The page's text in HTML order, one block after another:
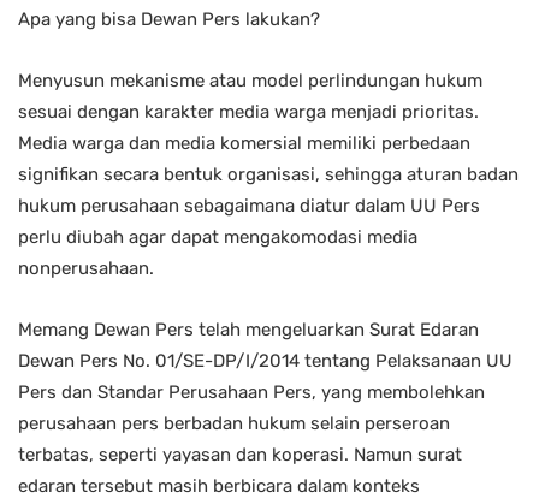
Apa yang bisa Dewan Pers lakukan?
Menyusun mekanisme atau model perlindungan hukum
sesuai dengan karakter media warga menjadi prioritas.
Media warga dan media komersial memiliki perbedaan
signifikan secara bentuk organisasi, sehingga aturan badan
hukum perusahaan sebagaimana diatur dalam UU Pers
perlu diubah agar dapat mengakomodasi media
nonperusahaan.
Memang Dewan Pers telah mengeluarkan Surat Edaran
Dewan Pers No. 01/SE-DP/I/2014 tentang Pelaksanaan UU
Pers dan Standar Perusahaan Pers, yang membolehkan
perusahaan pers berbadan hukum selain perseroan
terbatas, seperti yayasan dan koperasi. Namun surat
edaran tersebut masih berbicara dalam konteks